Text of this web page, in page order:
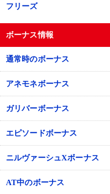
フリーズ
ボーナス情報
通常時のボーナス
アネモネボーナス
ガリバーボーナス
エピソードボーナス
ニルヴァーシュXボーナス
AT中のボーナス